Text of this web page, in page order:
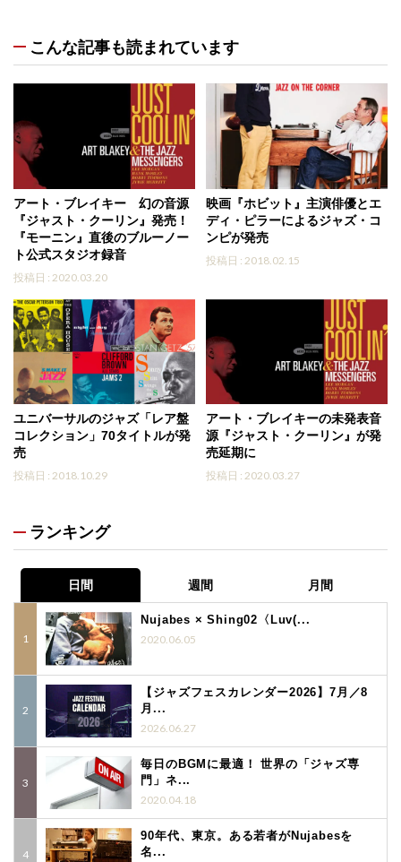
こんな記事も読まれています
アート・ブレイキー 幻の音源
『ジャスト・クーリン』発売！
『モーニン』直後のブルーノー
ト公式スタジオ録音
投稿日 : 2020.03.20
映画『ホビット』主演俳優とエ
ディ・ピラーによるジャズ・コ
ンピが発売
投稿日 : 2018.02.15
ユニバーサルのジャズ「レア盤
コレクション」70タイトルが発
売
投稿日 : 2018.10.29
アート・ブレイキーの未発表音
源『ジャスト・クーリン』が発
売延期に
投稿日 : 2020.03.27
ランキング
日間 週間 月間
Nujabes × Shing02〈Luv(...
2020.06.05
【ジャズフェスカレンダー2026】7月／8
月...
2026.06.27
毎日のBGMに最適！ 世界の「ジャズ専
門」ネ...
2020.04.18
90年代、東京。ある若者がNujabesを
名...